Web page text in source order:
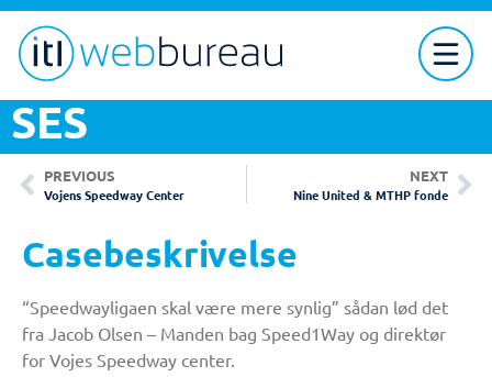
SES
PREVIOUS
Vojens Speedway Center
NEXT
Nine United & MTHP fonde
Casebeskrivelse
“Speedwayligaen skal være mere synlig” sådan lød det
fra Jacob Olsen – Manden bag Speed1Way og direktør
for Vojes Speedway center.